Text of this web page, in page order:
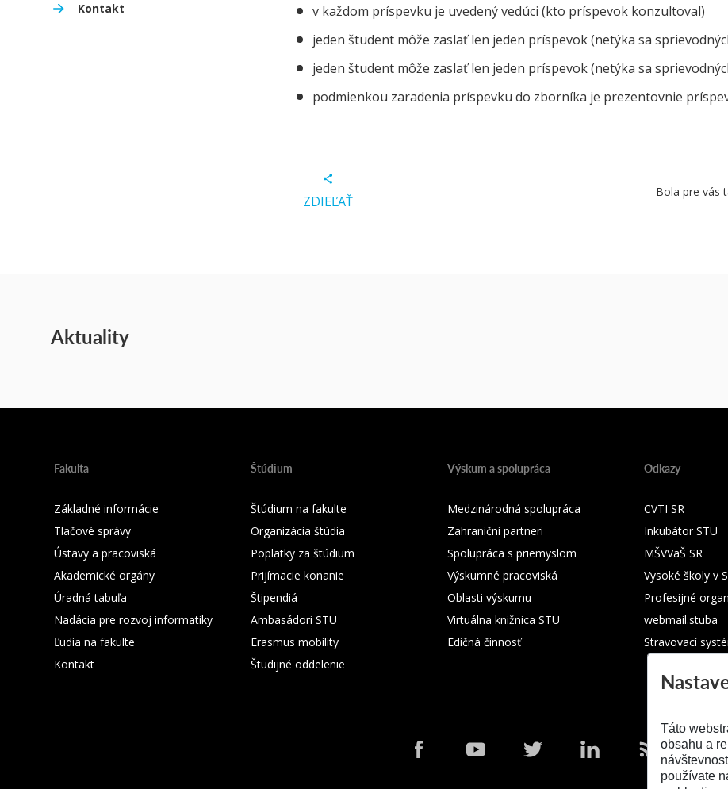
Kontakt
v každom príspevku je uvedený vedúci (kto príspevok konzultoval)
jeden študent môže zaslať len jeden príspevok (netýka sa
jeden študent môže zaslať len jeden príspevok (netýka sa
podmienkou zaradenia príspevku do zborníka je prezentovnie
ZDIEĽAŤ
Bola pre vás
Aktuality
Fakulta
Základné informácie
Tlačové správy
Ústavy a pracoviská
Akademické orgány
Úradná tabuľa
Nadácia pre rozvoj informatiky
Ľudia na fakulte
Kontakt
Štúdium
Štúdium na fakulte
Organizácia štúdia
Poplatky za štúdium
Prijímacie konanie
Štipendiá
Ambasádori STU
Erasmus mobility
Študijné oddelenie
Výskum a spolupráca
Medzinárodná spolupráca
Zahraniční partneri
Spolupráca s priemyslom
Výskumné pracoviská
Oblasti výskumu
Virtuálna knižnica STU
Edičná činnosť
Odkazy
CVTI SR
Inkubátor STU
MŠVVaŠ SR
Vysoké školy v
Profesijné
webmail.stuba
Stravovací
Táto
obsahu a
používate